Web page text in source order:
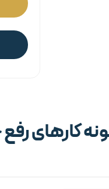
کارهای